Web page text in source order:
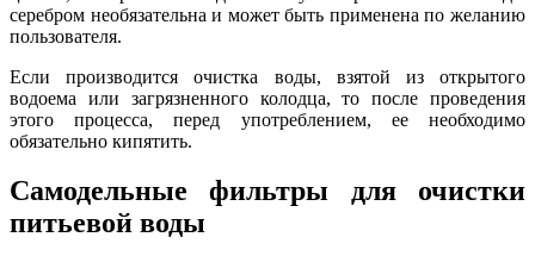
серебром необязательна и может быть применена по желанию
пользователя.
Если производится очистка воды, взятой из открытого
водоема или загрязненного колодца, то после проведения
этого процесса, перед употреблением, ее необходимо
обязательно кипятить.
Самодельные фильтры для очистки
питьевой воды